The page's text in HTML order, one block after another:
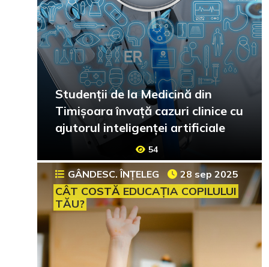
Studenții de la Medicină din
Timișoara învață cazuri clinice cu
ajutorul inteligenței artificiale
54
GÂNDESC. ÎNȚELEG 28 sep 2025
CÂT COSTĂ EDUCAȚIA COPILULUI
TĂU?